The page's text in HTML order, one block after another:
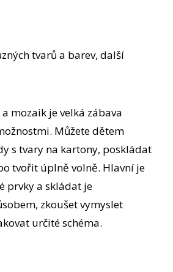
tvarů a barev, další
mozaik je velká zábava
Můžete dětem
s tvary na kartony, poskládat
tvořit úplně volně. Hlavní je
prvky a skládat je
zkoušet vymyslet
určité schéma.